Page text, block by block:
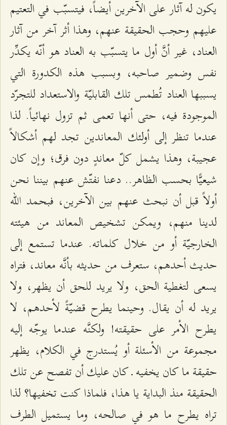
يكون له آثار على الآخرين أيضاً، فيتسبّب في التعتيم
عليهم وحجب الحقيقة عنهم، وهذا أثر آخر من آثار
العناد، غير أنَّ أول ما يتسبّب به العناد هو أنّه يكدِّر
نفس وضمير صاحبه، وبسبب هذه الكدورة التي
يسببها العناد تُطمس تلك القابليّة والاستعداد للتجرّد
الموجودة فيه، حتى أنها تعمى ثم تزول نهائياً. لذا
عندما تنظر إلى أولئك المعاندين تجد لهم أشكالاً
عجيبة، وهذا يشمل كلّ معاندٍ دون فرق؛ وإن كان
شيعيًّا بحسب الظاهر.. دعنا نفتّش عنهم بيننا نحن
أولاً قبل أن نبحث عنهم بين الآخرين، فبحمد الله
لدينا منهم، ويمكن تشخيص المعاند من هيئته
الخارجيّة أو من خلال كلماته. عندما تستمع إلى
حديث أحدهم، ستعرف من حديثه بأنَّه معاند، فتراه
يسعى لتغطية الحق، ولا يريد للحق أن يظهر، ولا
يريد له أن يقال. وحينما يطرح قضيّةً لأحدهم، لا
يطرح الأمر على حقيقته! ولكنَّه عندما يوجّه إليه
مجموعة من الأسئلة أو يُستدرج في الكلام، يظهر
حقيقة ما كان يخفيه ـ كان عليك أن تفصح عن تلك
الحقيقة منذ البداية يا هذا، فلماذا كنت تخفيها؟ لذا
تراه يطرح ما هو في صالحه، وما يستميل الطرف